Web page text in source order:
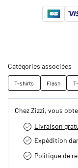
Catégories associées
T-shirts Flash
Chez Zizzi, vous
Livraison
Expédition
Politique de